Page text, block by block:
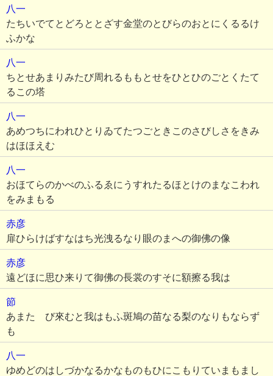
八一
たちいでてとどろととざす金堂のとびらのおとにくるるけ
ふかな
八一
ちとせあまりみたび周れるももとせをひとひのごとくたて
るこの塔
八一
あめつちにわれひとりゐてたつごときこのさびしさをきみ
はほほえむ
八一
おほてらのかべのふるゑにうすれたるほとけのまなこわれ
をみまもる
赤彦
扉ひらけばすなはち光洩るなり眼のまへの御佛の像
赤彦
遠どほに思ひ来りて御佛の長裳のすそに額擦る我は
節
あまたゝび來むと我はもふ斑鳩の苗なる梨のなりもならず
も
八一
ゆめどのはしづかなるかなものもひにこもりていまもまし